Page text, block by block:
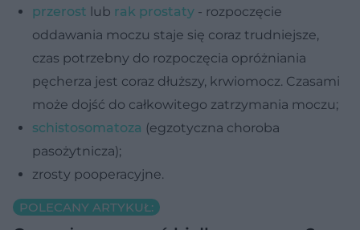
przerost lub rak prostaty - rozpoczęcie
oddawania moczu staje się coraz trudniejsze,
czas potrzebny do rozpoczęcia opróżniania
pęcherza jest coraz dłuższy, krwiomocz. Czasami
może dojść do całkowitego zatrzymania moczu;
schistosomatoza (egzotyczna choroba
pasożytnicza);
zrosty pooperacyjne.
POLECANY ARTYKUŁ: